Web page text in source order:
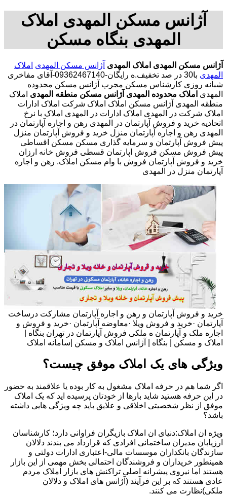
آژانس مسکن المهدی املاک
المهدی بنگاه مسکن
آژانس مسکن المهدی املاک المهدی آژانس مسکن المهدی املاک
المهدی
با30 در صد تخفیف.ه رایگان-09362467140-آقای مفاخری
شبانه روزی کارشناس مسکن مجرب آژانس مسکن محدوده
المهدی املاک محدوده المهدی آژانس مسکن منطقه المهدی املاک
منطقه المهدی آژانس مسکن املاک املاک شرکت املاک ادارات
املاک شرکت در المهدی املاک ادارات در المهدی املاک با نرخ
اتحادیه خرید و فروش آپارتمان در المهدی رهن و اجاره آپارتمان در
المهدی رهن و اجاره آپارتمان منزل خرید و فروش آپارتمان منزل
پیش فروش آپارتمان و سرمایه گذاری مسکن مسکن اقساطی
پیش فروش مسکن فروش اپارتمان قسطی فروش خانه ارزان
خرید و فروش آپارتمان فروش با وام مسکن املاک. رهن و اجاره
آپارتمان منزل در المهدی
خرید و فروش آپارتمان و رهن و اجاره آپارتمان مشارکت درساخت
آپارتمان ·خرید و فروش ویلا ·معاوضه آپارتمان ·خرید و فروش و
اجاره ملک و آپارتمان ه ملکی فروش آپارتمان در تهران بنگاه |
املاک و مسکن | بنگاه | آژانس املاک و مسکن |سامانه املاک
ویژگی های یک املاک موفق چیست؟
اگر شما هم در حرفه املاک مشغول به کار بوده یا علاقمند به حضور
در این حرفه هستید شاید بارها از خودتان پرسیده اید که یک املاک
موفق از نظر شخصیتی اخلاقی و علایق باید چه ویژگی هایی داشته
باشد؟
ویژه ان املاک:دنیای ان املاک بازیگران فراوانی دارد؛ کارشناسان
ارزیابان مدیران ساختمانی افرادی که قرارداد می بندند دلالان
سازندگان بانکداران موسسات مالی-اعتباری ادارات دولتی و
همینطور خریداران و فروشندگان احتمالی بخش مهمی از این بازار
هستند اما نیروی پیشرانه اصلی تراکنش های بازار املاک مردم
عادی هستند که بر این فرآیند (آژانس های املاک و دلالان
ملکی)نظارت می کنند.